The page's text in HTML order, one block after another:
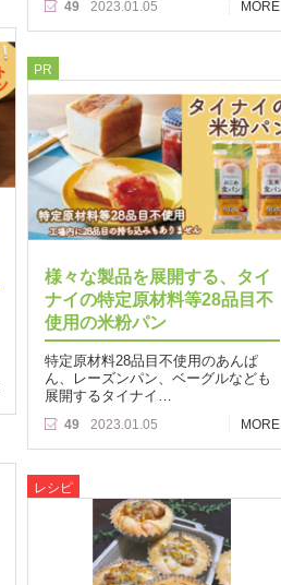
49 2023.01.05 MORE
PR
様々な製品を展開する、タイ
ナイの特定原材料等28品目不
使用の米粉パン
特定原材料28品目不使用のあんぱ
ん、レーズンパン、ベーグルなども
展開するタイナイ…
49 2023.01.05 MORE
レシピ